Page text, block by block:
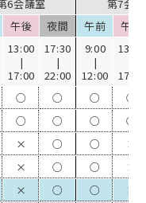
○
○
○ ○ ○
○
○ ○ ○
○
○ ○ ○
○
○ ○ ○
○
○ ○ ○
○
○ ○ ○
○
○ ○ ○
○
○ ○ ○
○
6会議室
第7会
午後 夜間 午前
午後
13:00
|
17:00
17:30
|
22:00
9:00
|
12:00
13:00
17:00
○ ○ ○
○
○ ○ ○
○
× ○ ○
×
× ○ ○
×
× ○ ○
×